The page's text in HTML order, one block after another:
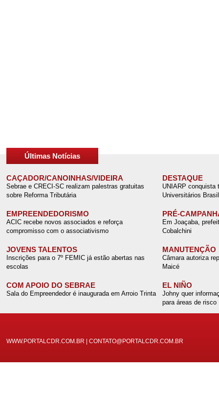
Últimas Notícias
CAÇADOR/CANOINHAS/VIDEIRA
Sebrae e CRECI-SC realizam palestras gratuitas
sobre Reforma Tributária
DESTAQUE
UNIARP conquista
Universitários
EMPREENDEDORISMO
ACIC recebe novos associados e reforça
compromisso com o associativismo
PRÉ-
Em Joaçaba,
Cobalchini
JOVENS TALENTOS
Inscrições para o 7º FEMIC já estão abertas nas
escolas
MANUTENÇÃO
Câmara autoriza
Maicé
COM APOIO DO SEBRAE
Sala do Empreendedor é inaugurada em Arroio Trinta
EL NIÑO
Johny quer
para áreas de risco
WWW.PORTALCDR.COM.BR | CONTATO@PORTALCDR.COM.BR